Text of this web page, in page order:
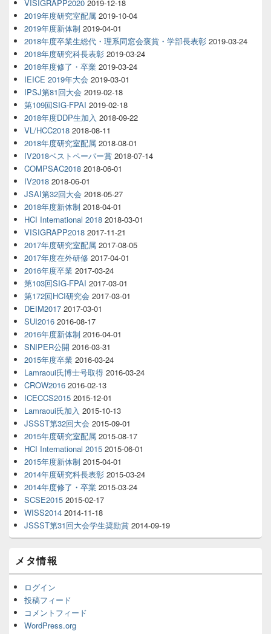
VISIGRAPP2020 2019-12-18
2019年度研究室配属 2019-10-04
2019年度新体制 2019-04-01
2018年度卒業生総代・理系同窓会褒賞・学部長表彰 2019-03-24
2018年度研究科長表彰 2019-03-24
2018年度修了・卒業 2019-03-24
IEICE 2019年大会 2019-03-01
IPSJ第81回大会 2019-02-18
第109回SIG-FPAI 2019-02-18
2018年度DDP生加入 2018-09-22
VL/HCC2018 2018-08-11
2018年度研究室配属 2018-08-01
IV2018ベストペーパー賞 2018-07-14
COMPSAC2018 2018-06-01
IV2018 2018-06-01
JSAI第32回大会 2018-05-27
2018年度新体制 2018-04-01
HCI International 2018 2018-03-01
VISIGRAPP2018 2017-11-21
2017年度研究室配属 2017-08-05
2017年度在外研修 2017-04-01
2016年度卒業 2017-03-24
第103回SIG-FPAI 2017-03-01
第172回HCI研究会 2017-03-01
DEIM2017 2017-03-01
SUI2016 2016-08-17
2016年度新体制 2016-04-01
SNIPER公開 2016-03-31
2015年度卒業 2016-03-24
Lamraoui氏博士号取得 2016-03-24
CROW2016 2016-02-13
ICECCS2015 2015-12-01
Lamraoui氏加入 2015-10-13
JSSST第32回大会 2015-09-01
2015年度研究室配属 2015-08-17
HCI International 2015 2015-06-01
2015年度新体制 2015-04-01
2014年度研究科長表彰 2015-03-24
2014年度修了・卒業 2015-03-24
SCSE2015 2015-02-17
WISS2014 2014-11-18
JSSST第31回大会学生奨励賞 2014-09-19
メタ情報
ログイン
投稿フィード
コメントフィード
WordPress.org